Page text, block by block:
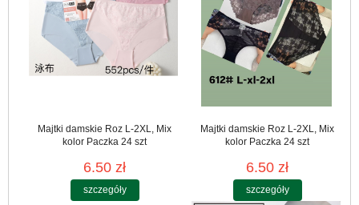
Majtki damskie Roz L-2XL, Mix
kolor Paczka 24 szt
6.50 zł
szczegóły
Majtki damskie Roz L-2XL, Mix
kolor Paczka 24 szt
6.50 zł
szczegóły